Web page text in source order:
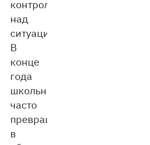
контроль
над
ситуацией.
В
конце
года
школьник
часто
превращается
в